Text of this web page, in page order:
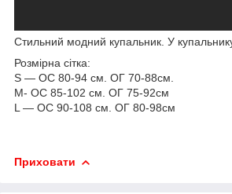
Стильний модний купальник. У
Розмірна сітка:
S — ОС 80-94 см. ОГ 70-88см.
M- ОС 85-102 см. ОГ 75-92см
L — ОС 90-108 см. ОГ 80-98см
Приховати